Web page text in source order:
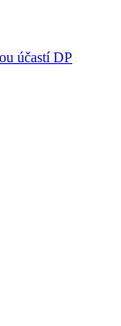
účastí DP